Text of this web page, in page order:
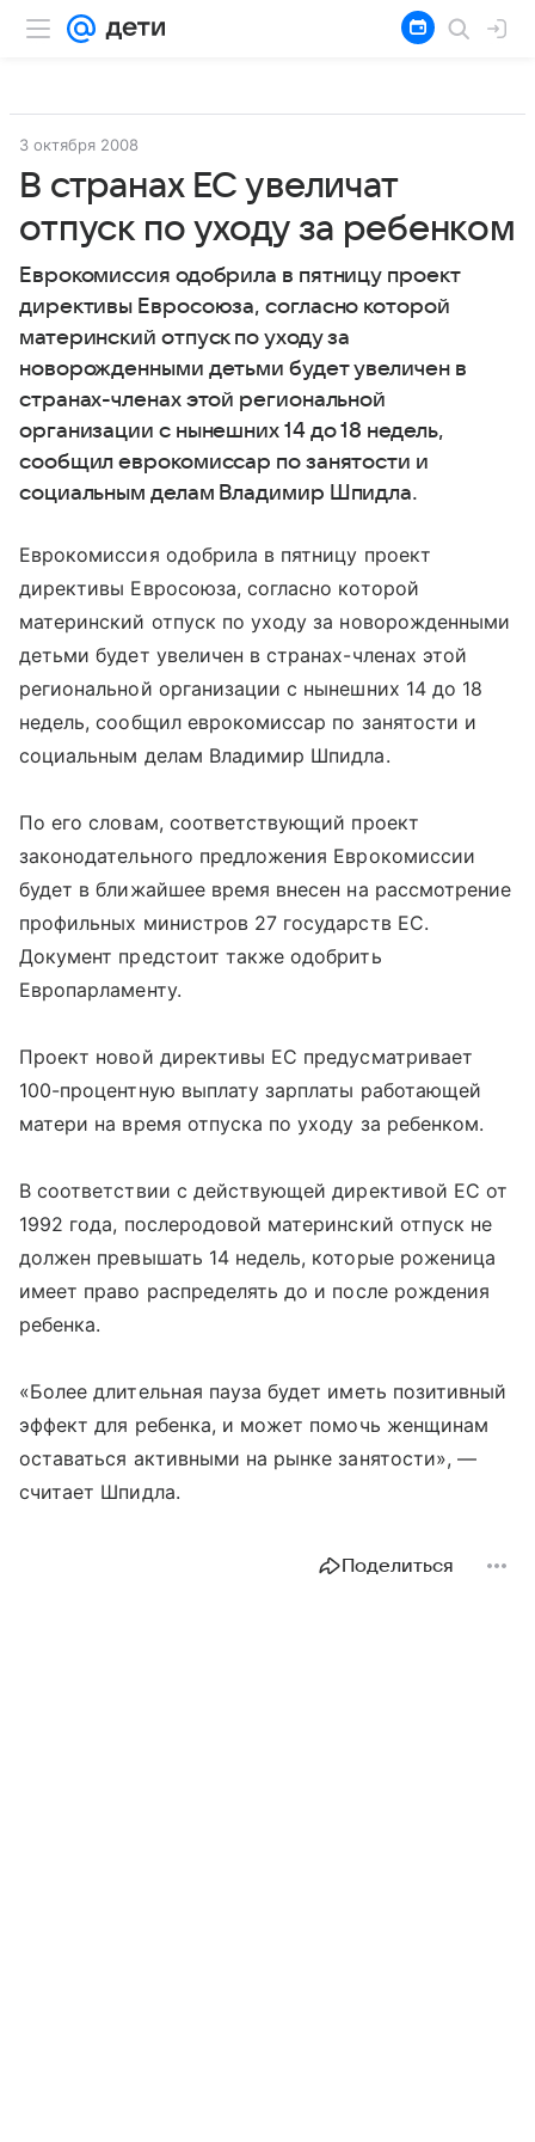
3 октября 2008
В странах ЕС увеличат
отпуск по уходу за ребенком
Еврокомиссия одобрила в пятницу проект
директивы Евросоюза, согласно которой
материнский отпуск по уходу за
новорожденными детьми будет увеличен в
странах-членах этой региональной
организации с нынешних 14 до 18 недель,
сообщил еврокомиссар по занятости и
социальным делам Владимир Шпидла.
Еврокомиссия одобрила в пятницу проект
директивы Евросоюза, согласно которой
материнский отпуск по уходу за новорожденными
детьми будет увеличен в странах-членах этой
региональной организации с нынешних 14 до 18
недель, сообщил еврокомиссар по занятости и
социальным делам Владимир Шпидла.
По его словам, соответствующий проект
законодательного предложения Еврокомиссии
будет в ближайшее время внесен на рассмотрение
профильных министров 27 государств ЕС.
Документ предстоит также одобрить
Европарламенту.
Проект новой директивы ЕС предусматривает
100-процентную выплату зарплаты работающей
матери на время отпуска по уходу за ребенком.
В соответствии с действующей директивой ЕС от
1992 года, послеродовой материнский отпуск не
должен превышать 14 недель, которые роженица
имеет право распределять до и после рождения
ребенка.
«Более длительная пауза будет иметь позитивный
эффект для ребенка, и может помочь женщинам
оставаться активными на рынке занятости», —
считает Шпидла.
Поделиться